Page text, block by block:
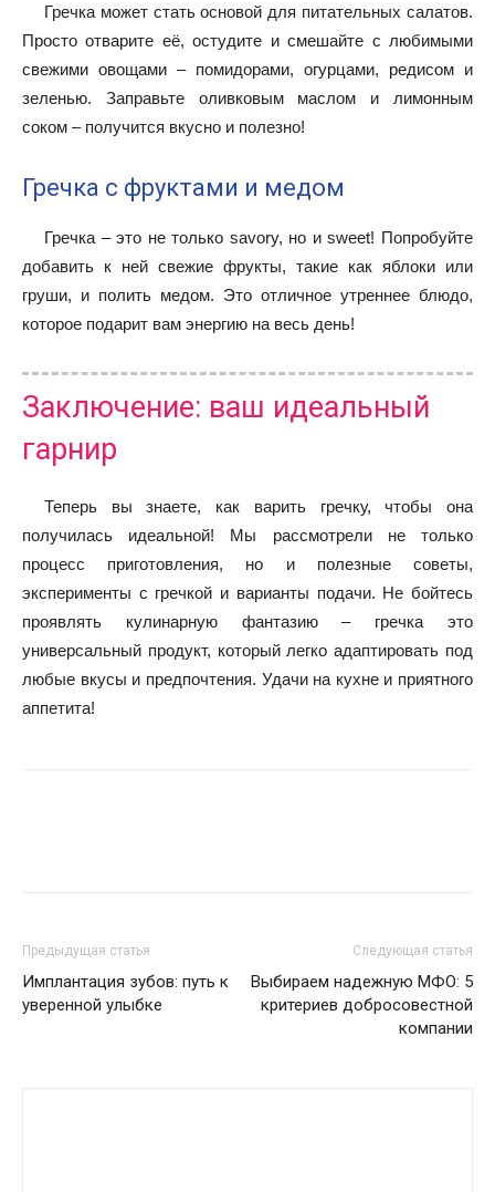
Гречка может стать основой для питательных салатов.
Просто отварите её, остудите и смешайте с любимыми
свежими овощами – помидорами, огурцами, редисом и
зеленью. Заправьте оливковым маслом и лимонным
соком – получится вкусно и полезно!
Гречка с фруктами и медом
Гречка – это не только savory, но и sweet! Попробуйте
добавить к ней свежие фрукты, такие как яблоки или
груши, и полить медом. Это отличное утреннее блюдо,
которое подарит вам энергию на весь день!
Заключение: ваш идеальный
гарнир
Теперь вы знаете, как варить гречку, чтобы она
получилась идеальной! Мы рассмотрели не только
процесс приготовления, но и полезные советы,
эксперименты с гречкой и варианты подачи. Не бойтесь
проявлять кулинарную фантазию – гречка это
универсальный продукт, который легко адаптировать под
любые вкусы и предпочтения. Удачи на кухне и приятного
аппетита!
Предыдущая статья
Имплантация зубов: путь к
уверенной улыбке
Следующая статья
Выбираем надежную МФО: 5
критериев добросовестной
компании